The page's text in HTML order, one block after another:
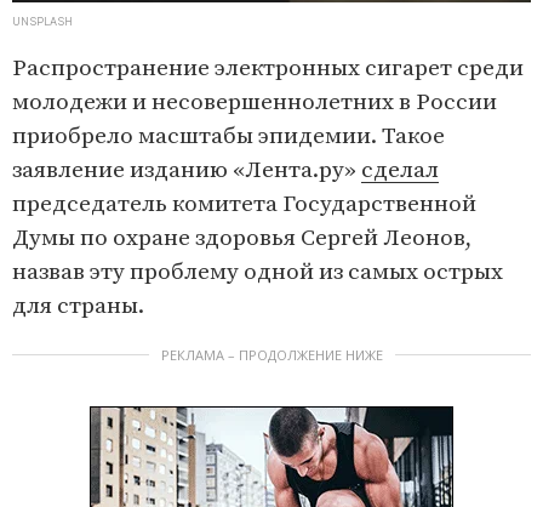
UNSPLASH
Распространение электронных сигарет среди
молодежи и несовершеннолетних в России
приобрело масштабы эпидемии. Такое
заявление изданию «Лента.ру» сделал
председатель комитета Государственной
Думы по охране здоровья Сергей Леонов,
назвав эту проблему одной из самых острых
для страны.
РЕКЛАМА – ПРОДОЛЖЕНИЕ НИЖЕ